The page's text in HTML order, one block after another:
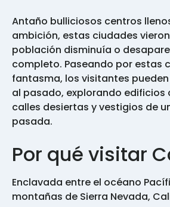
Antaño bulliciosos centros
ambición, estas ciudades
población disminuía o
completo. Paseando por estas
fantasma, los visitantes
al pasado, explorando edificios
calles desiertas y vestigios de
pasada.
Por qué visitar
Enclavada entre el océano
montañas de Sierra Nevada,